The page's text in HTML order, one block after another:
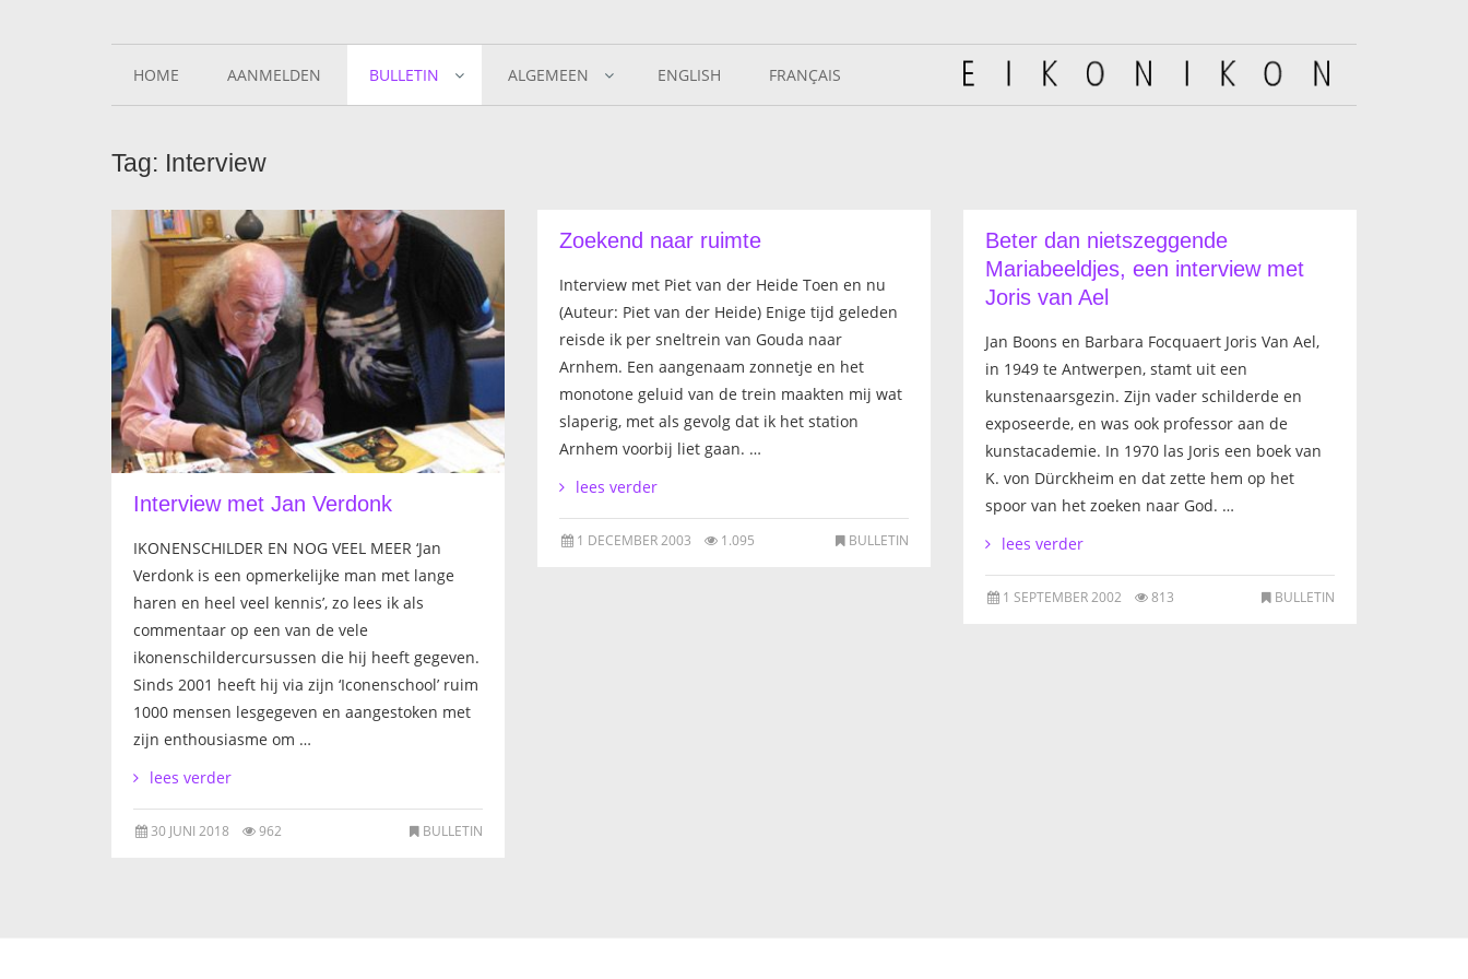
HOME AANMELDEN BULLETIN ALGEMEEN ENGLISH FRANÇAIS
Tag: Interview
Interview met Jan Verdonk
IKONENSCHILDER EN NOG VEEL MEER ‘Jan
Verdonk is een opmerkelijke man met lange
haren en heel veel kennis’, zo lees ik als
commentaar op een van de vele
ikonenschildercursussen die hij heeft gegeven.
Sinds 2001 heeft hij via zijn ‘Iconenschool’ ruim
1000 mensen lesgegeven en aangestoken met
zijn enthousiasme om …
lees verder
BULLETIN
30 JUNI 2018 962
Zoekend naar ruimte
Interview met Piet van der Heide Toen en nu
(Auteur: Piet van der Heide) Enige tijd geleden
reisde ik per sneltrein van Gouda naar
Arnhem. Een aangenaam zonnetje en het
monotone geluid van de trein maakten mij wat
slaperig, met als gevolg dat ik het station
Arnhem voorbij liet gaan. …
lees verder
BULLETIN
1 DECEMBER 2003 1.095
Beter dan nietszeggende
Mariabeeldjes, een interview met
Joris van Ael
Jan Boons en Barbara Focquaert Joris Van Ael,
in 1949 te Antwerpen, stamt uit een
kunstenaarsgezin. Zijn vader schilderde en
exposeerde, en was ook professor aan de
kunstacademie. In 1970 las Joris een boek van
K. von Dürckheim en dat zette hem op het
spoor van het zoeken naar God. …
lees verder
BULLETIN
1 SEPTEMBER 2002 813